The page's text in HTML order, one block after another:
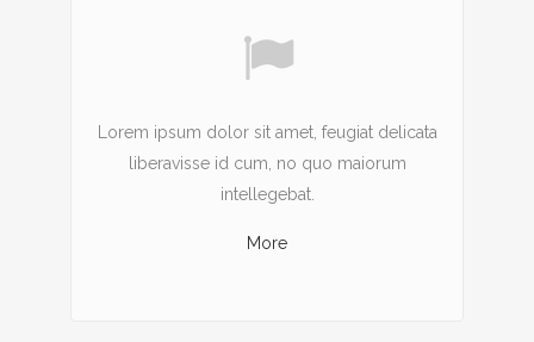
Lorem ipsum dolor sit amet, feugiat delicata
liberavisse id cum, no quo maiorum
intellegebat.
More